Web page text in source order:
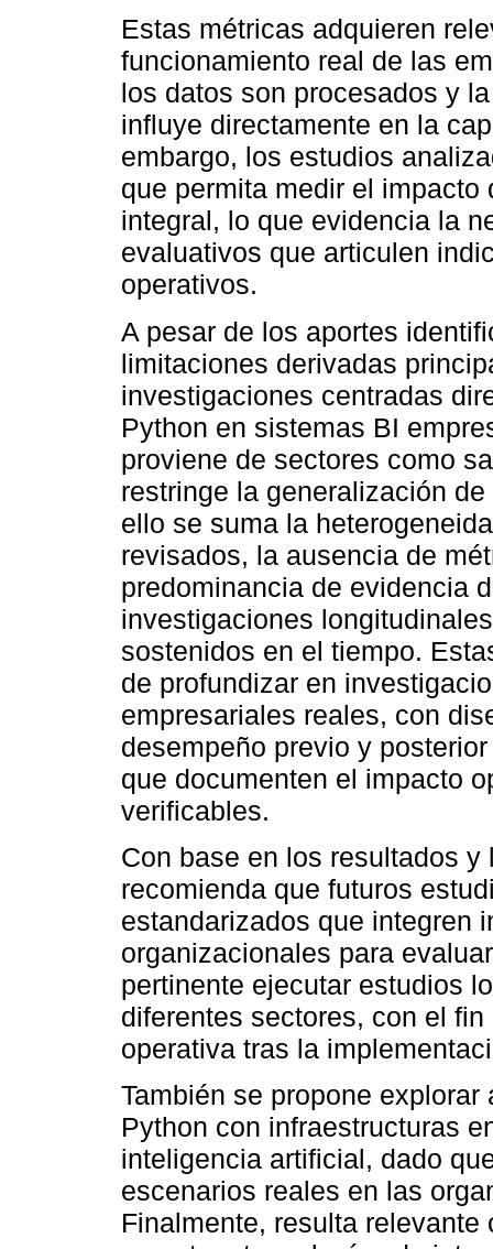
Estas métricas adquieren
funcionamiento real de las
los datos son procesados y
influye directamente en la
embargo, los estudios
que permita medir el
integral, lo que evidencia la
evaluativos que articulen
operativos.
A pesar de los aportes
limitaciones derivadas
investigaciones centradas
Python en sistemas BI
proviene de sectores como
restringe la generalización
ello se suma la
revisados, la ausencia de
predominancia de evidencia
investigaciones
sostenidos en el tiempo.
de profundizar en
empresariales reales, con
desempeño previo y
que documenten el impacto
verificables.
Con base en los resultados
recomienda que futuros
estandarizados que integren
organizacionales para
pertinente ejecutar estudios
diferentes sectores, con el
operativa tras la
También se propone
Python con infraestructuras
inteligencia artificial, dado
escenarios reales en las
Finalmente, resulta